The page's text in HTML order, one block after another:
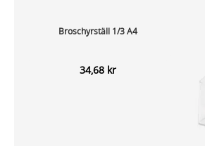
Broschyrställ 1/3 A4
34,68 kr